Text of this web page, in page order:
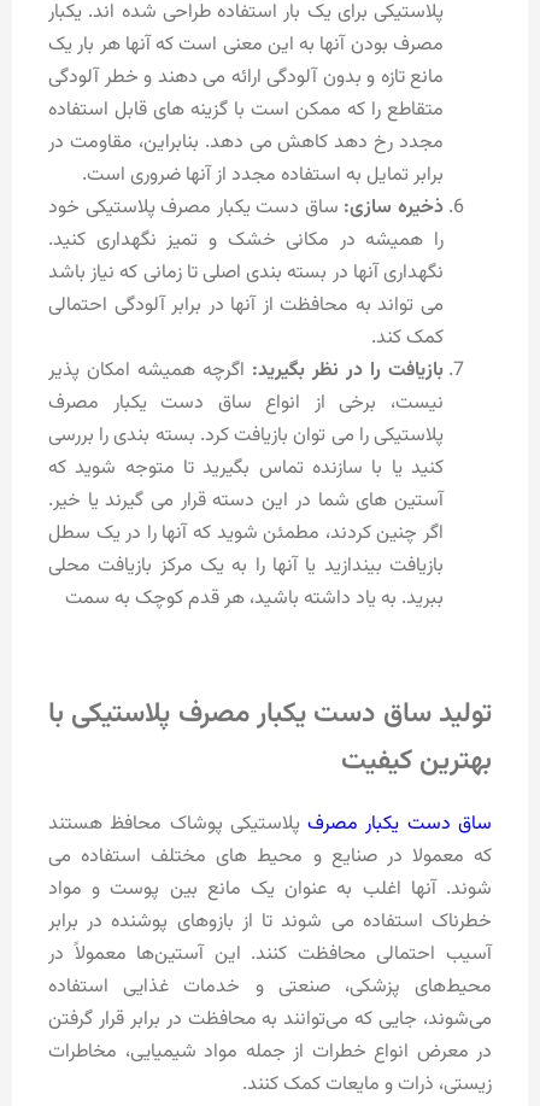
پلاستیکی برای یک بار استفاده طراحی شده اند. یکبار
مصرف بودن آنها به این معنی است که آنها هر بار یک
مانع تازه و بدون آلودگی ارائه می دهند و خطر آلودگی
متقاطع را که ممکن است با گزینه های قابل استفاده
مجدد رخ دهد کاهش می دهد. بنابراین، مقاومت در
برابر تمایل به استفاده مجدد از آنها ضروری است.
ذخیره سازی: ساق دست یکبار مصرف پلاستیکی خود
را همیشه در مکانی خشک و تمیز نگهداری کنید.
نگهداری آنها در بسته بندی اصلی تا زمانی که نیاز باشد
می تواند به محافظت از آنها در برابر آلودگی احتمالی
کمک کند.
بازیافت را در نظر بگیرید: اگرچه همیشه امکان پذیر
نیست، برخی از انواع ساق دست یکبار مصرف
پلاستیکی را می توان بازیافت کرد. بسته بندی را بررسی
کنید یا با سازنده تماس بگیرید تا متوجه شوید که
آستین های شما در این دسته قرار می گیرند یا خیر.
اگر چنین کردند، مطمئن شوید که آنها را در یک سطل
بازیافت بیندازید یا آنها را به یک مرکز بازیافت محلی
ببرید. به یاد داشته باشید، هر قدم کوچک به سمت
تولید ساق دست یکبار مصرف پلاستیکی با
بهترین کیفیت
ساق دست یکبار مصرفپلاستیکی پوشاک محافظ هستند
که معمولا در صنایع و محیط های مختلف استفاده می
شوند. آنها اغلب به عنوان یک مانع بین پوست و مواد
خطرناک استفاده می شوند تا از بازوهای پوشنده در برابر
آسیب احتمالی محافظت کنند. این آستین‌ها معمولاً در
محیط‌های پزشکی، صنعتی و خدمات غذایی استفاده
می‌شوند، جایی که می‌توانند به محافظت در برابر قرار گرفتن
در معرض انواع خطرات از جمله مواد شیمیایی، مخاطرات
زیستی، ذرات و مایعات کمک کنند.